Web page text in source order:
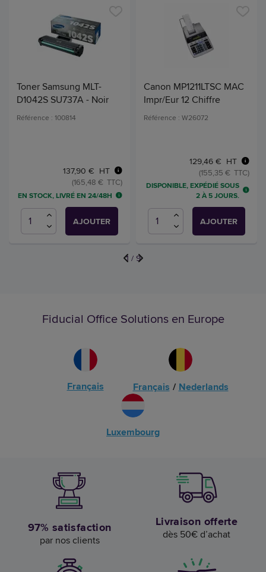
Toner Samsung MLT-
D1042S SU737A - Noir
Référence : 100814
137,90 € HT
(165,48 € TTC)
EN STOCK, LIVRÉ EN 24/48H
AJOUTER
Canon MP1211LTSC MAC
Impr/Eur 12 Chiffre
Référence : W26072
129,46 € HT
(155,35 € TTC)
DISPONIBLE, EXPÉDIÉ SOUS
2 À 5 JOURS.
AJOUTER
1 / 9
Fiducial Office Solutions en Europe
Français Français / Nederlands
Luxembourg
97% satisfaction
par nos clients
Livraison offerte
dès 50€ d’achat